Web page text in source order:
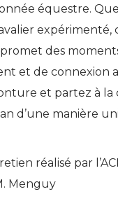
équestre.
expérimenté,
des
et de connexion
et partez à la
d’une manière
réalisé par
Menguy